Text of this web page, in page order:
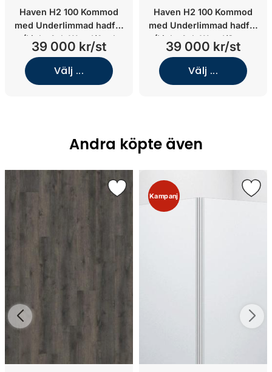
Haven H2 100 Kommod
med Underlimmad hadfat
(Light Ash Wood/Azul
Olive/Underlimmat matt
grå porslin)
39 000 kr/st
Välj ...
Haven H2 100 Kommod
med Underlimmad hadfat
(Light Ash Wood/Stone
Select Grey/Underlimmat
matt vit porslin)
39 000 kr/st
Välj ...
Andra köpte även
Kampanj